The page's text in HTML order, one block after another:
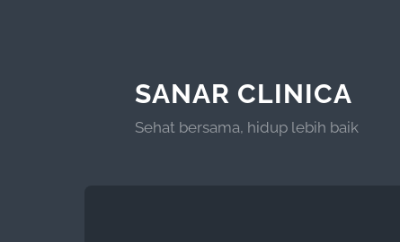
SANAR CLINICA
Sehat bersama, hidup lebih baik